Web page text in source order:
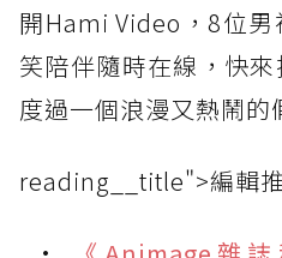
開Hami Video，8位
笑陪伴隨時在線，快來
度過一個浪漫又熱鬧的
reading__title">編輯